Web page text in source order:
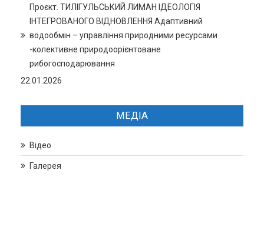
Проєкт. ТИЛІГУЛЬСЬКИЙ ЛИМАН ІДЕОЛОГІЯ
ІНТЕГРОВАНОГО ВІДНОВЛЕННЯ Адаптивний
водообмін – управління природними ресурсами
-колективне природоорієнтоване
рибогосподарювання
22.01.2026
МЕДІА
Відео
Галерея